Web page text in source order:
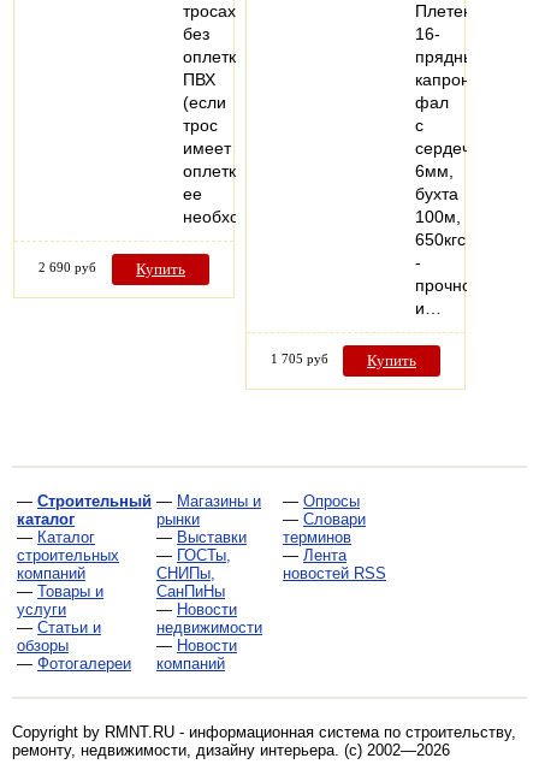
тросах
без
оплетки
ПВХ
(если
трос
имеет
оплетку,
ее
необходимо…
2 690 руб Купить
Плетеный
16-
прядный
капроновый
фал
с
сердечником
6мм,
бухта
100м,
650кгс
-
прочное
и…
1 705 руб Купить
— Строительный
каталог
— Каталог
строительных
компаний
— Товары и
услуги
— Статьи и
обзоры
— Фотогалереи
— Магазины и
рынки
— Выставки
— ГОСТы,
СНИПы,
СанПиНы
— Новости
недвижимости
— Новости
компаний
— Опросы
— Словари
терминов
— Лента
новостей RSS
Copyright by RMNT.RU - информационная система по строительству,
ремонту, недвижимости, дизайну интерьера. (c) 2002—2026